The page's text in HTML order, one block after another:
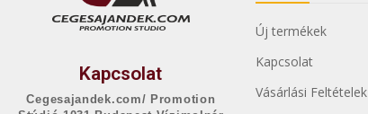
Kapcsolat
Cegesajandek.com/ Promotion
Új termékek
Kapcsolat
Vásárlási Feltételek